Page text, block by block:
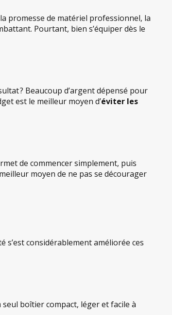
promesse de matériel professionnel, la
Pourtant, bien s’équiper dès le
? Beaucoup d’argent dépensé pour
est le meilleur moyen d’éviter les
de commencer simplement, puis
moyen de ne pas se décourager
s’est considérablement améliorée ces
boîtier compact, léger et facile à